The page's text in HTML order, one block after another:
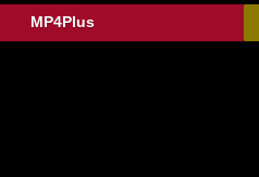
MP4Plus